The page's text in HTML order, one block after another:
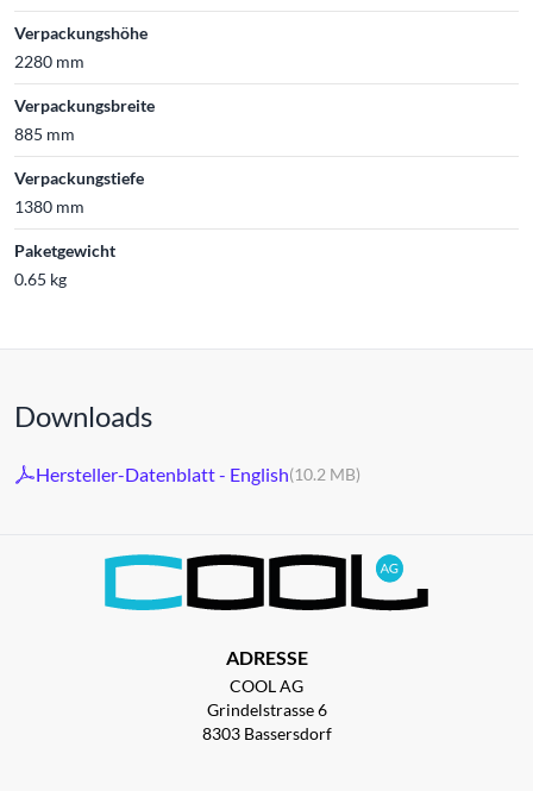
Verpackungshöhe
2280 mm
Verpackungsbreite
885 mm
Verpackungstiefe
1380 mm
Paketgewicht
0.65 kg
Downloads
Hersteller-Datenblatt - English(10.2 MB)
ADRESSE
COOL AG
Grindelstrasse 6
8303 Bassersdorf